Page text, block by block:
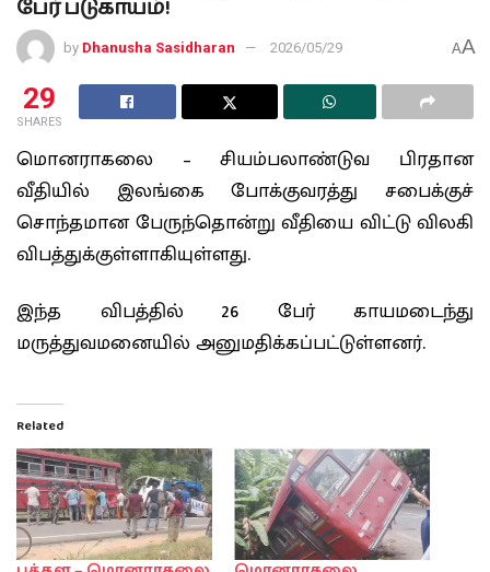
பேர் படுகாயம்!
by Dhanusha Sasidharan 2026/05/29 AA
29
SHARES
மொனராகலை – சியம்பலாண்டுவ பிரதான
வீதியில் இலங்கை போக்குவரத்து சபைக்குச்
சொந்தமான பேருந்தொன்று வீதியை விட்டு விலகி
விபத்துக்குள்ளாகியுள்ளது.
இந்த விபத்தில் 26 பேர் காயமடைந்து
மருத்துவமனையில் அனுமதிக்கப்பட்டுள்ளனர்.
Related